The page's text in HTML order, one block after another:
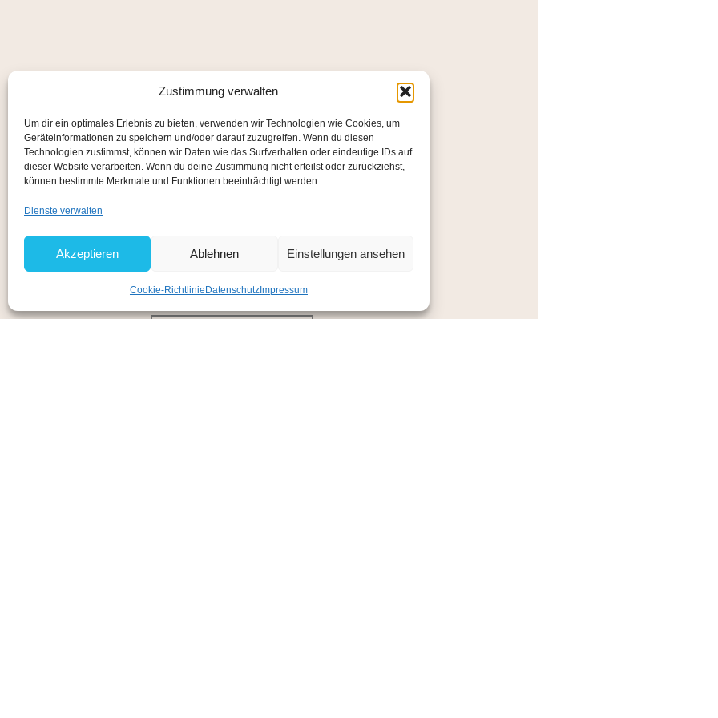
Zustimmung verwalten
Um dir ein optimales Erlebnis zu bieten, verwenden wir Technologien wie Cookies, um
Geräteinformationen zu speichern und/oder darauf zuzugreifen. Wenn du diesen
Technologien zustimmst, können wir Daten wie das Surfverhalten oder eindeutige IDs auf
dieser Website verarbeiten. Wenn du deine Zustimmung nicht erteilst oder zurückziehst,
können bestimmte Merkmale und Funktionen beeinträchtigt werden.
Dienste verwalten
Akzeptieren Ablehnen Einstellungen ansehen
Cookie-Richtlinie DatenschutzImpressum
mit matches21